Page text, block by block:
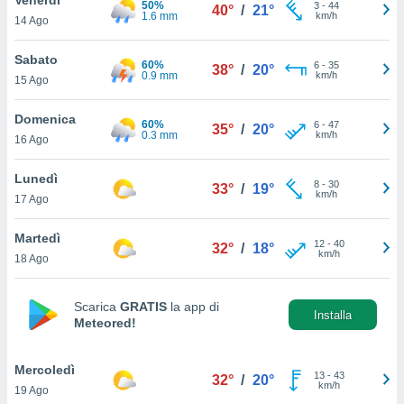
è
al sito
di
ci
di
il
un
la
nella
14 Ago
50%
1.6 mm
40° / 21° 3- 44
km/h
Sabato
15 Ago
60%
0.9 mm
38° / 20° 6- 35
km/h
Domenica
16 Ago
60%
0.3 mm
35° / 20° 6- 47
km/h
Lunedì
17 Ago
33° / 19° 8- 30
km/h
Martedì
18 Ago
32° / 18° 12- 40
km/h
Scarica GRATIS la app di
Meteored!
Installa
Mercoledì
19 Ago
32° / 20° 13- 43
km/h